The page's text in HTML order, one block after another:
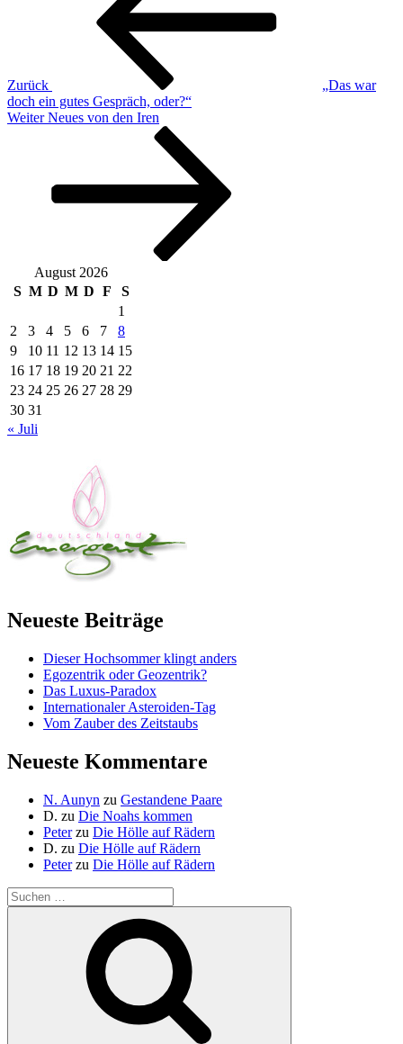
Zurück
„Das war
doch ein gutes Gespräch, oder?“
Nächster
Weiter Neues von den Iren
August 2026
S M D M D F
S
1
2
3 4 5 6 7
8
9
10 11 12 13 14 15
16 17 18 19 20 21 22
23 24 25 26 27 28 29
30 31
« Juli
Neueste Beiträge
Dieser Hochsommer klingt anders
Egozentrik oder Geozentrik?
Das Luxus-Paradox
Internationaler Asteroiden-Tag
Vom Zauber des Zeitstaubs
Neueste Kommentare
N. Aunyn zu Gestandene Paare
D. zu Die Noahs kommen
Peterzu Die Hölle auf Rädern
D. zu Die Hölle auf Rädern
Peterzu Die Hölle auf Rädern
Suche
nach: